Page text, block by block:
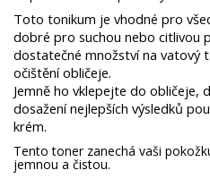
Toto tonikum je vhodné pro
dobré pro suchou nebo citlivou
dostatečné množství na vatový
očištění obličeje.
Jemně ho vklepejte do obličeje,
dosažení nejlepších výsledků
krém.
Tento toner zanechá vaši
jemnou a čistou.